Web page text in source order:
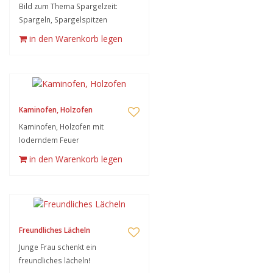
Bild zum Thema Spargelzeit:
Spargeln, Spargelspitzen
in den Warenkorb legen
Kaminofen, Holzofen
Kaminofen, Holzofen mit
loderndem Feuer
in den Warenkorb legen
Freundliches Lächeln
Junge Frau schenkt ein
freundliches lächeln!